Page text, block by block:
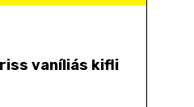
vaníliás kifli